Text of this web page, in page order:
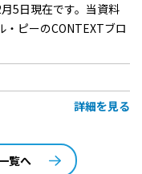
5日現在です。当資料
・ピーのCONTEXTブロ
詳細を見る
覧へ